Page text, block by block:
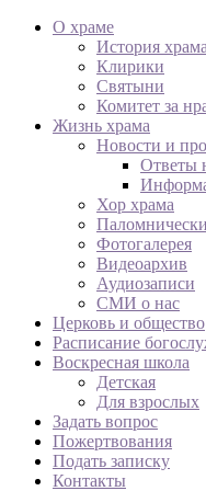
О храме
История храма
Клирики
Святыни
Комитет за
Жизнь храма
Новости и
Ответы
Хор храма
Фотогалерея
Видеоархив
Аудиозаписи
СМИ о нас
Церковь и общество
Расписание
Воскресная школа
Детская
Для взрослых
Задать вопрос
Пожертвования
Подать записку
Контакты